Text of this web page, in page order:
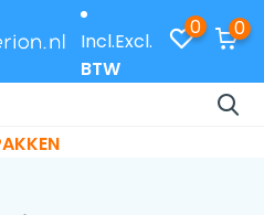
Incl.Excl.
BTW
0 0
inpakken met code